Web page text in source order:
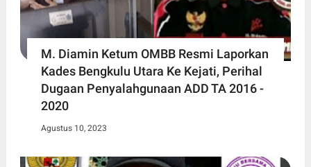
M. Diamin Ketum OMBB Resmi Laporkan
Kades Bengkulu Utara Ke Kejati, Perihal
Dugaan Penyalahgunaan ADD TA 2016 -
2020
Agustus 10, 2023